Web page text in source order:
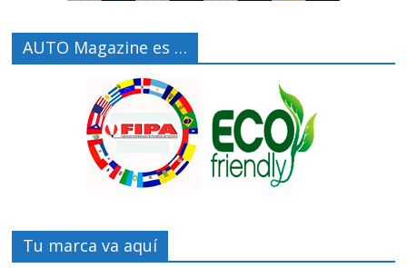
AUTO Magazine es …
Tu marca va aquí